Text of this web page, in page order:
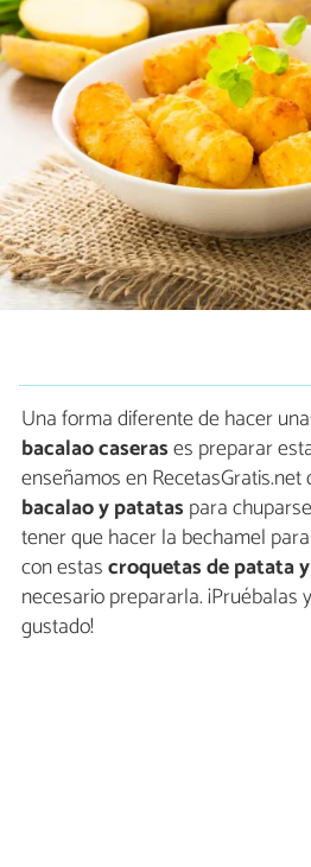
Una forma diferente de hacer
bacalao caserases preparar
enseñamos en RecetasGratis.net
bacalao y patatas para
tener que hacer la bechamel
con estascroquetas de patata
necesario prepararla. ¡Pruébalas
gustado!